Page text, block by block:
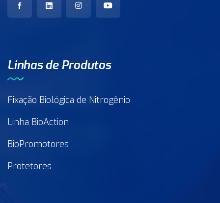
Linhas de Produtos
Fixação Biológica de Nitrogênio
Linha BioAction
BioPromotores
Protetores